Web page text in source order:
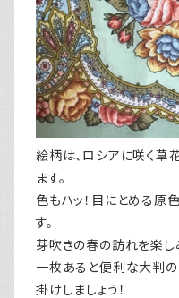
絵柄は、ロシアに咲く草
ます。
色もハッ！目にとめる原
す。
芽吹きの春の訪れを楽し
一枚あると便利な大判の
掛けしましょう！